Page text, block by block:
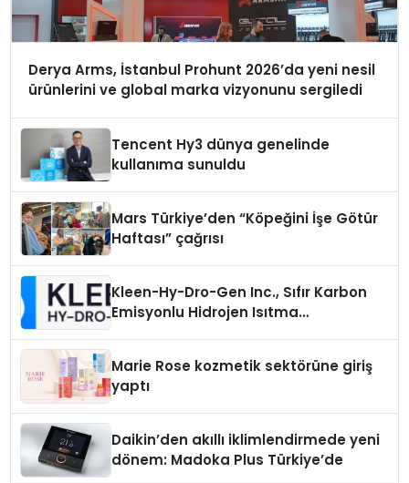
Derya Arms, İstanbul Prohunt 2026’da yeni nesil
ürünlerini ve global marka vizyonunu sergiledi
Tencent Hy3 dünya genelinde
kullanıma sunuldu
Mars Türkiye’den “Köpeğini İşe Götür
Haftası” çağrısı
Kleen-Hy-Dro-Gen Inc., Sıfır Karbon
Emisyonlu Hidrojen Isıtma
Marie Rose kozmetik sektörüne giriş
yaptı
Daikin’den akıllı iklimlendirmede yeni
dönem: Madoka Plus Türkiye’de